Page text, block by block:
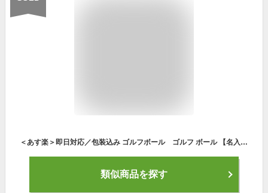
＜あす楽＞即日対応／包装込み ゴルフボール ゴルフ ボール 【名入れ9個】 贈り物 ギフト プレゼント ホールインワン 記念品 ゴルフコンペ 景品 母の日 女性デザイン 退職祝 誕生日ブリジストン スリクソン タイトリスト ゴルフグッズ かわいい 手提げ袋
類似商品を探す